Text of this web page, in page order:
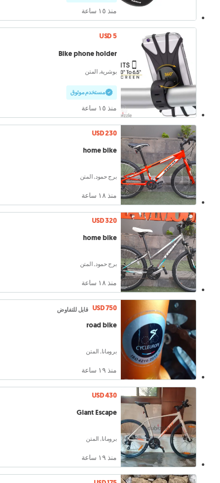
منذ ١٥ ساعة
USD 5
Bike phone holder
بوشرية, المتن
مستخدم موثوق
منذ ١٥ ساعة
USD 230
home bike
برج حمود, المتن
منذ ١٨ ساعة
USD 320
home bike
برج حمود, المتن
منذ ١٨ ساعة
USD 750 قابل للتفاوض
road bike
برومانا, المتن
منذ ١٩ ساعة
USD 430
Giant Escape
برومانا, المتن
منذ ١٩ ساعة